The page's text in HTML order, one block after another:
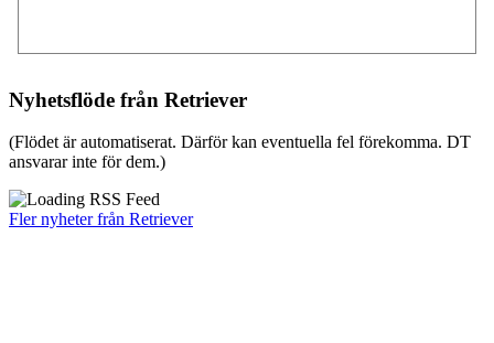
Nyhetsflöde från Retriever
(Flödet är automatiserat. Därför kan eventuella fel förekomma. DT
ansvarar inte för dem.)
Fler nyheter från Retriever